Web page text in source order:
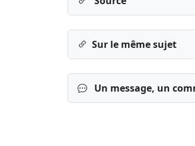
Sur le même sujet
Un message, un